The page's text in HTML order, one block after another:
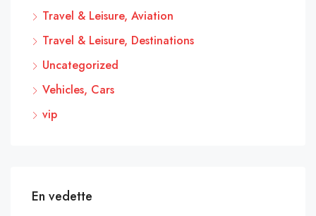
Travel & Leisure, Aviation
Travel & Leisure, Destinations
Uncategorized
Vehicles, Cars
vip
En vedette